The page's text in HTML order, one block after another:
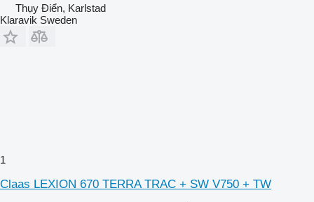
Thụy Điển, Karlstad
Klaravik Sweden
1
Claas LEXION 670 TERRA TRAC + SW V750 + TW